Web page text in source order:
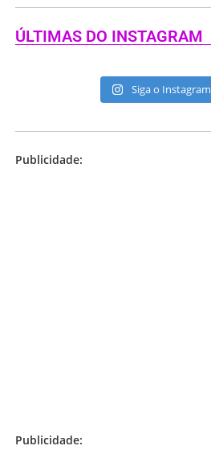
ÚLTIMAS DO INSTAGRAM
Siga o Instagram
Publicidade:
Publicidade: